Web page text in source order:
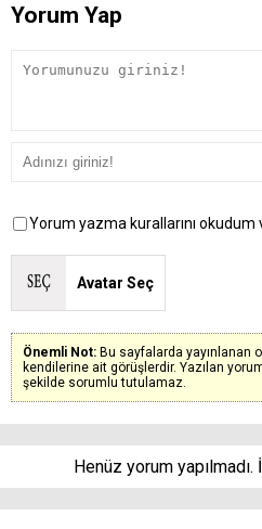
Yorum Yap
Yorum yazma kurallarını okudum
Avatar Seç
Önemli Not: Bu sayfalarda yayınlanan
kendilerine ait görüşlerdir. Yazılan
şekilde sorumlu tutulamaz.
Henüz yorum